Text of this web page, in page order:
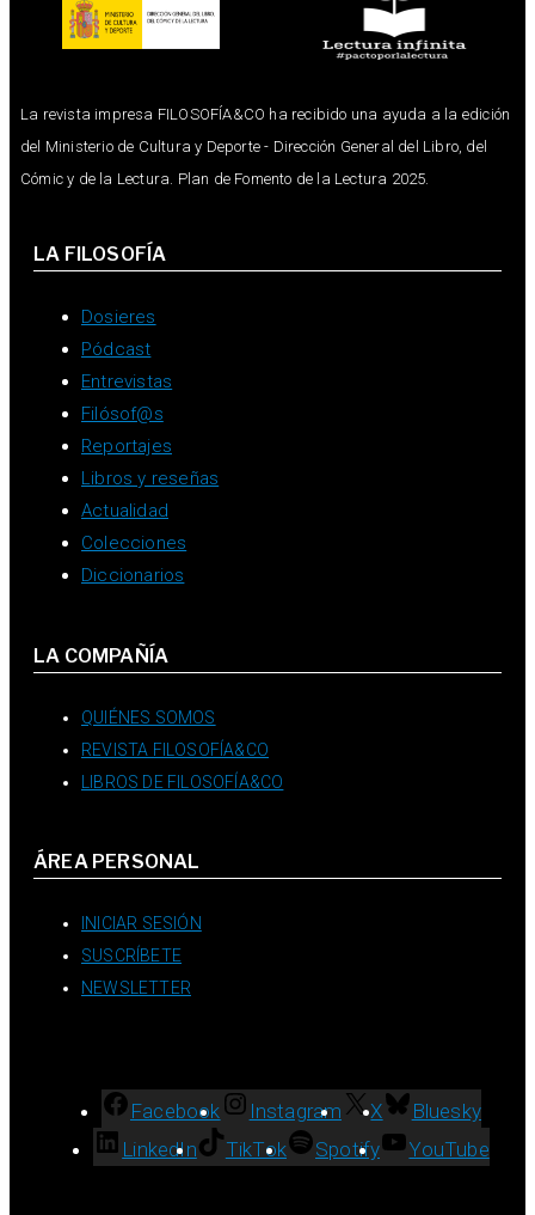
La revista impresa FILOSOFÍA&CO ha recibido una ayuda a la edición
del Ministerio de Cultura y Deporte - Dirección General del Libro, del
Cómic y de la Lectura. Plan de Fomento de la Lectura 2025.
LA FILOSOFÍA
Dosieres
Pódcast
Entrevistas
Filósof@s
Reportajes
Libros y reseñas
Actualidad
Colecciones
Diccionarios
LA COMPAÑÍA
QUIÉNES SOMOS
REVISTA FILOSOFÍA&CO
LIBROS DE FILOSOFÍA&CO
ÁREA PERSONAL
INICIAR SESIÓN
SUSCRÍBETE
NEWSLETTER
Facebook Instagram X
Bluesky
LinkedIn
TikTok Spotify YouTube